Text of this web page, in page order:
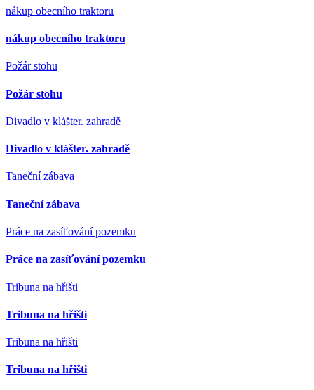
nákup obecního traktoru
nákup obecního traktoru
Požár stohu
Požár stohu
Divadlo v klášter. zahradě
Divadlo v klášter. zahradě
Taneční zábava
Taneční zábava
Práce na zasíťování pozemku
Práce na zasíťování pozemku
Tribuna na hřišti
Tribuna na hřišti
Tribuna na hřišti
Tribuna na hřišti